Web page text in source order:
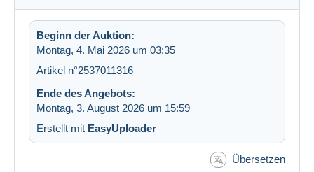
Beginn der Auktion:
Montag, 4. Mai 2026 um 03:35
Artikel n°2537011316
Ende des Angebots:
Montag, 3. August 2026 um 15:59
Erstellt mit EasyUploader
Übersetzen